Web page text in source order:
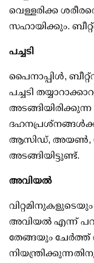
വെള്ളരിക്ക
സഹായിക്കും.
പച്ചടി
പൈനാപ്പിള്‍,
പച്ചടി
ദഹനപ്രശ്നങ്ങള്‍ക്ക്
ആസിഡ്, അയണ്‍,
അടങ്ങിയിട്ടുണ്ട്.
അവിയല്‍
അവിയല്‍ എന്ന്
തേങ്ങയും ചേര്‍ത്ത്